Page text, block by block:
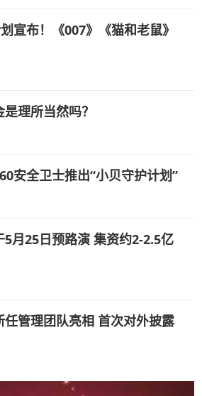
宣布！《007》《猫和老鼠》
理所当然吗？
安全卫士推出“小贝守护计划”
月25日预路演 集资约2-2.5亿
任管理团队亮相 首次对外披露